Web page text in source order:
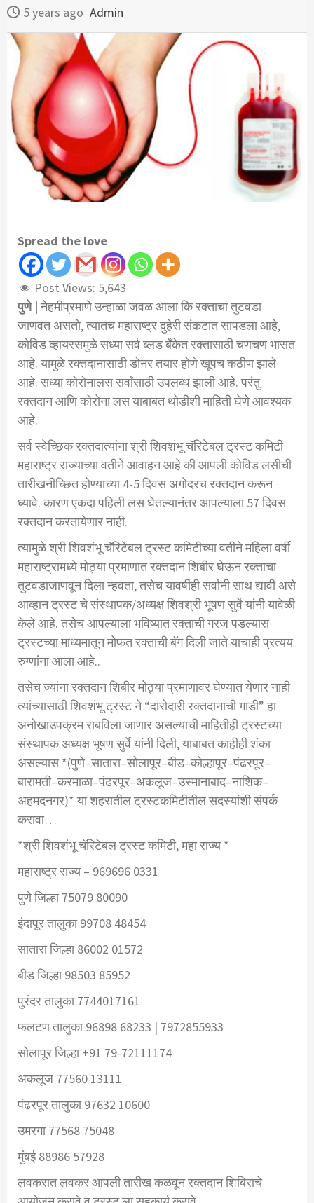
5 years ago Admin
Spread the love
Post Views: 5,643
पुणे| नेहमीप्रमाणेउन्हाळाजवळआलाकिरक्ताचातुटवडा
जाणवत असतो,त्यातचमहाराष्ट्रदुहेरीसंकटातसापडलाआहे,
कोविडव्हायरसमुळेसध्यासर्वब्लडबँकेतरक्तासाठीचणचणभासत
आहे.यामुळेरक्तदानासाठीडोनरतयारहोणेखूपचकठीणझाले
आहे.सध्याकोरोनालससर्वांसाठीउपलब्धझालीआहे.परंतु
रक्तदानआणिकोरोनालसयाबाबत थोडीशीमाहितीघेणेआवश्यक
आहे.
सर्वस्वेच्छिकरक्तदात्यांनाश्रीशिवशंभूचॅरिटेबलट्रस्टकमिटी
महाराष्ट्रराज्याच्यावतीनेआवाहनआहेकीआपलीकोविडलसीची
तारीखनीच्छितहोण्याच्या4-5दिवस अगोदरचरक्तदानकरून
घ्यावे.कारणएकदापहिलीलसघेतल्यानंतरआपल्याला57दिवस
रक्तदानकरतायेणारनाही.
त्यामुळेश्रीशिवशंभूचॅरिटेबलट्रस्टकमिटीच्यावतीनेमहिलावर्षी
महाराष्ट्रामध्येमोठ्याप्रमाणातरक्तदानशिबीरघेऊनरक्ताचा
तुटवडाजाणवूनदिलान्हवता,तसेचयावर्षीहीसर्वानीसाथद्यावी असे
आव्हानट्रस्टचेसंस्थापक/अध्यक्षशिवश्रीभूषणसुर्वेयांनीयावेळी
केलेआहे.तसेचआपल्यालाभविष्यातरक्ताचीगरजपडल्यास
ट्रस्टच्यामाध्यमातूनमोफतरक्ताचीबॅगदिलीजातेयाचाहीप्रत्यय
रुग्णांनाआलाआहे..
तसेचज्यांनारक्तदानशिबीरमोठ्याप्रमाणावरघेण्यातयेणारनाही
त्यांच्यासाठीशिवशंभूट्रस्टने“दारोदारीरक्तदानाचीगाडी”हा
अनोखाउपक्रमराबविलाजाणार असल्याचीमाहितीहीट्रस्टच्या
संस्थापक अध्यक्षभूषणसुर्वेयांनीदिली,याबाबतकाहीहीशंका
असल्यास*(पुणे–सातारा–सोलापूर–बीड–कोल्हापूर–पंढरपूर–
बारामती–करमाळा–पंढरपूर–अकलूज–उस्मानाबाद–नाशिक–
अहमदनगर)*याशहरातीलट्रस्टकमिटीतीलसदस्यांशीसंपर्क
करावा…
*श्रीशिवशंभूचॅरिटेबलट्रस्टकमिटी,महाराज्य*
महाराष्ट्रराज्य– 969696 0331
पुणेजिल्हा75079 80090
इंदापूरतालुका99708 48454
साताराजिल्हा86002 01572
बीडजिल्हा98503 85952
पुरंदरतालुका7744017161
फलटणतालुका96898 68233 | 7972855933
सोलापूरजिल्हा+91 79-72111174
अकलूज 77560 13111
पंढरपूरतालुका97632 10600
उमरगा77568 75048
मुंबई88986 57928
लवकरातलवकरआपलीतारीखकळवूनरक्तदानशिबिराचे